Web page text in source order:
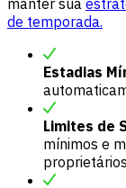
manter sua
de temporada.
Estadias
Limites de
mínimos e